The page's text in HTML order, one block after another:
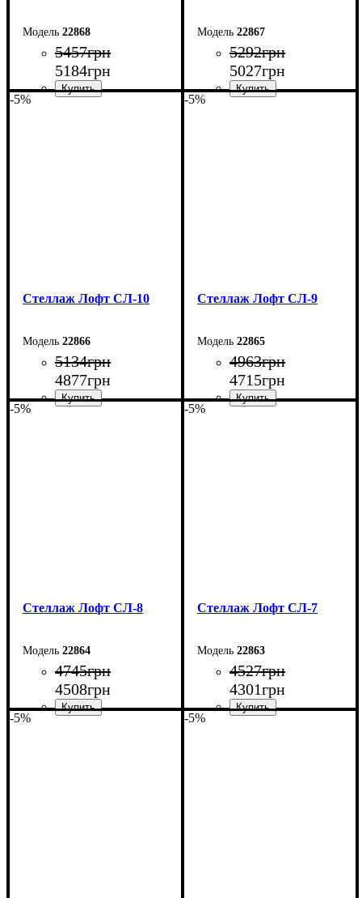
22868
5457грн
5184грн
22867
5292грн
5027грн
-5%
Стеллаж Лофт СЛ-10
22866
5134грн
4877грн
-5%
Стеллаж Лофт СЛ-9
22865
4963грн
4715грн
-5%
Стеллаж Лофт СЛ-8
22864
4745грн
4508грн
-5%
Стеллаж Лофт СЛ-7
22863
4527грн
4301грн
-5% -5%